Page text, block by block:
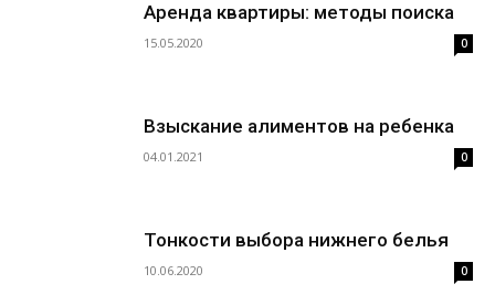
Аренда квартиры: методы поиска
15.05.2020 0
Взыскание алиментов на ребенка
04.01.2021 0
Тонкости выбора нижнего белья
10.06.2020 0